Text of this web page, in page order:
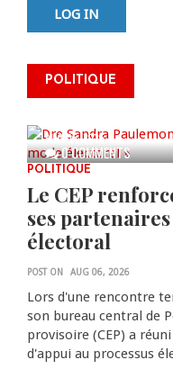
POLITIQUE
0 COMMENTS
mettre Haïti
» à travers
AUG 06, 2026
POLITIQUE
Le CEP
ses
électoral
POST ON AUG 06, 2026
Lors d'une rencontre
son bureau central de
provisoire (CEP) a
d'appui au processus